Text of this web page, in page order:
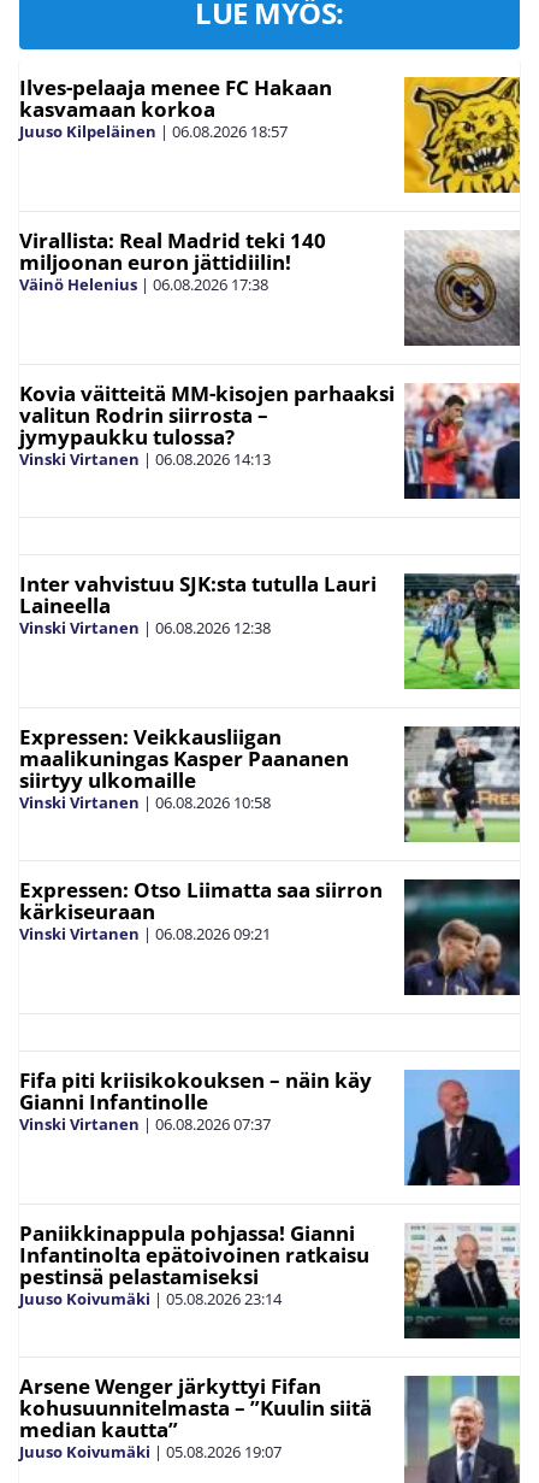
LUE MYÖS:
Ilves-pelaaja menee FC Hakaan
kasvamaan korkoa
Juuso Kilpeläinen | 06.08.2026 18:57
Virallista: Real Madrid teki 140
miljoonan euron jättidiilin!
Väinö Helenius | 06.08.2026 17:38
Kovia väitteitä MM-kisojen parhaaksi
valitun Rodrin siirrosta –
jymypaukku tulossa?
Vinski Virtanen | 06.08.2026 14:13
Inter vahvistuu SJK:sta tutulla Lauri
Laineella
Vinski Virtanen | 06.08.2026 12:38
Expressen: Veikkausliigan
maalikuningas Kasper Paananen
siirtyy ulkomaille
Vinski Virtanen | 06.08.2026 10:58
Expressen: Otso Liimatta saa siirron
kärkiseuraan
Vinski Virtanen | 06.08.202609:21
Fifa piti kriisikokouksen – näin käy
Gianni Infantinolle
Vinski Virtanen | 06.08.202607:37
Paniikkinappula pohjassa! Gianni
Infantinolta epätoivoinen ratkaisu
pestinsä pelastamiseksi
Juuso Koivumäki | 05.08.202623:14
Arsene Wenger järkyttyi Fifan
kohusuunnitelmasta – ”Kuulin siitä
median kautta”
Juuso Koivumäki | 05.08.2026 19:07